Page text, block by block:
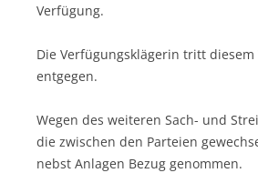
Verfügung.
Die Verfügungsklägerin tritt diesem
entgegen.
Wegen des weiteren Sach- und
die zwischen den Parteien
nebst Anlagen Bezug genommen.